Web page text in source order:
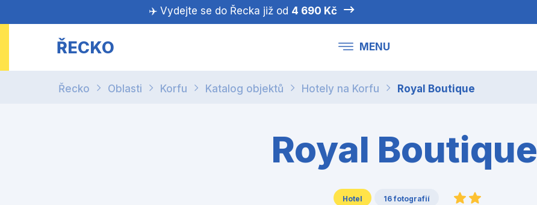
✈️ Vydejte se do Řecka již od 4 690 Kč
ŘECKO MENU
Řecko Oblasti Korfu Katalog objektů Hotely na Korfu Royal Boutique
Royal Boutique
Hotel 16 fotografií